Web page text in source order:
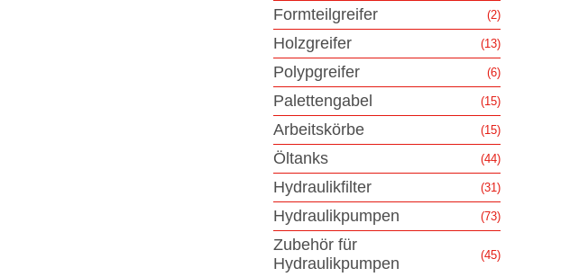
Formteilgreifer (2)
Holzgreifer (13)
Polypgreifer (6)
Palettengabel (15)
Arbeitskörbe (15)
Öltanks (44)
Hydraulikfilter (31)
Hydraulikpumpen (73)
Zubehör für
Hydraulikpumpen
(45)